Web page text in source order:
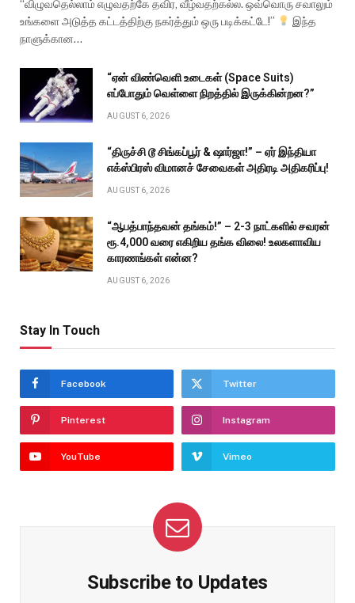
“விழுவதெல்லாம் எழுவதற்கே தவிர, வீழ்வதற்கல்ல. ஒவ்வொரு சவாலும்
உங்களை அடுத்த கட்டத்திற்கு நகர்த்தும் ஒரு படிக்கட்டே!”
இந்த
நாளுக்கான…
“ஏன் விண்வெளி உடைகள் (Space Suits)
எப்போதும் வெள்ளை நிறத்தில் இருக்கின்றன?”
AUGUST 6, 2026
“திருச்சி டூ சிங்கப்பூர் & ஷார்ஜா!” – ஏர் இந்தியா
எக்ஸ்பிரஸ் விமானச் சேவைகள் அதிரடி அதிகரிப்பு!
AUGUST 6, 2026
“ஆபத்பாந்தவன் தங்கம்!” – 2-3 நாட்களில் சவரன்
ரூ.4,000 வரை எகிறிய தங்க விலை! உலகளாவிய
காரணங்கள் என்ன?
AUGUST 6, 2026
Stay In Touch
Facebook Twitter
Pinterest Instagram
YouTube Vimeo
Subscribe to Updates